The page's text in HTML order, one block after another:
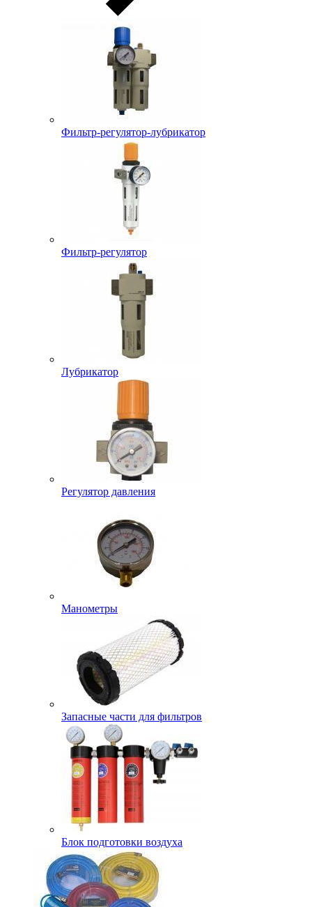
Фильтр-регулятор-лубрикатор
Фильтр-регулятор
Лубрикатор
Регулятор давления
Манометры
Запасные части для фильтров
Блок подготовки воздуха